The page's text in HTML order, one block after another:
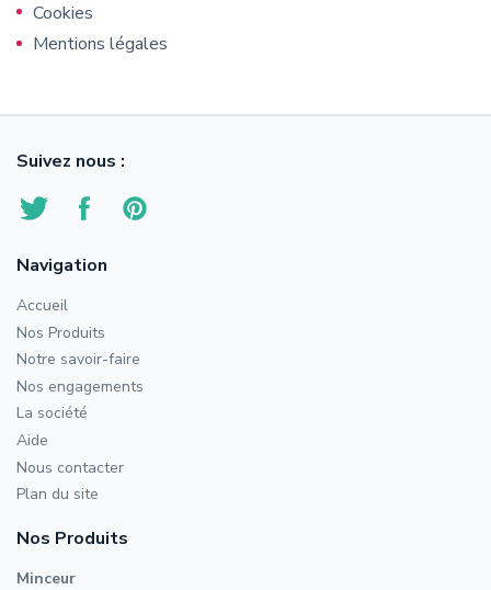
Cookies
Mentions légales
Suivez nous :
Navigation
Accueil
Nos Produits
Notre savoir-faire
Nos engagements
La société
Aide
Nous contacter
Plan du site
Nos Produits
Minceur